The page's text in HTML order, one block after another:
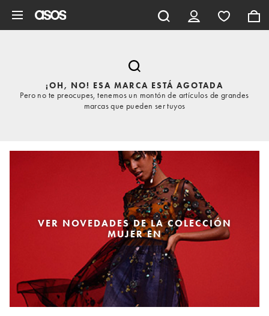
¡OH, NO! ESA MARCA ESTÁ AGOTADA
Pero no te preocupes, tenemos un montón de artículos de grandes
marcas que pueden ser tuyos
VER NOVEDADES DE LA COLECCIÓN
MUJER EN